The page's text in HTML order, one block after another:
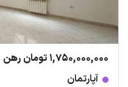
1,750,000,000 تومان رهن
آپارتمان